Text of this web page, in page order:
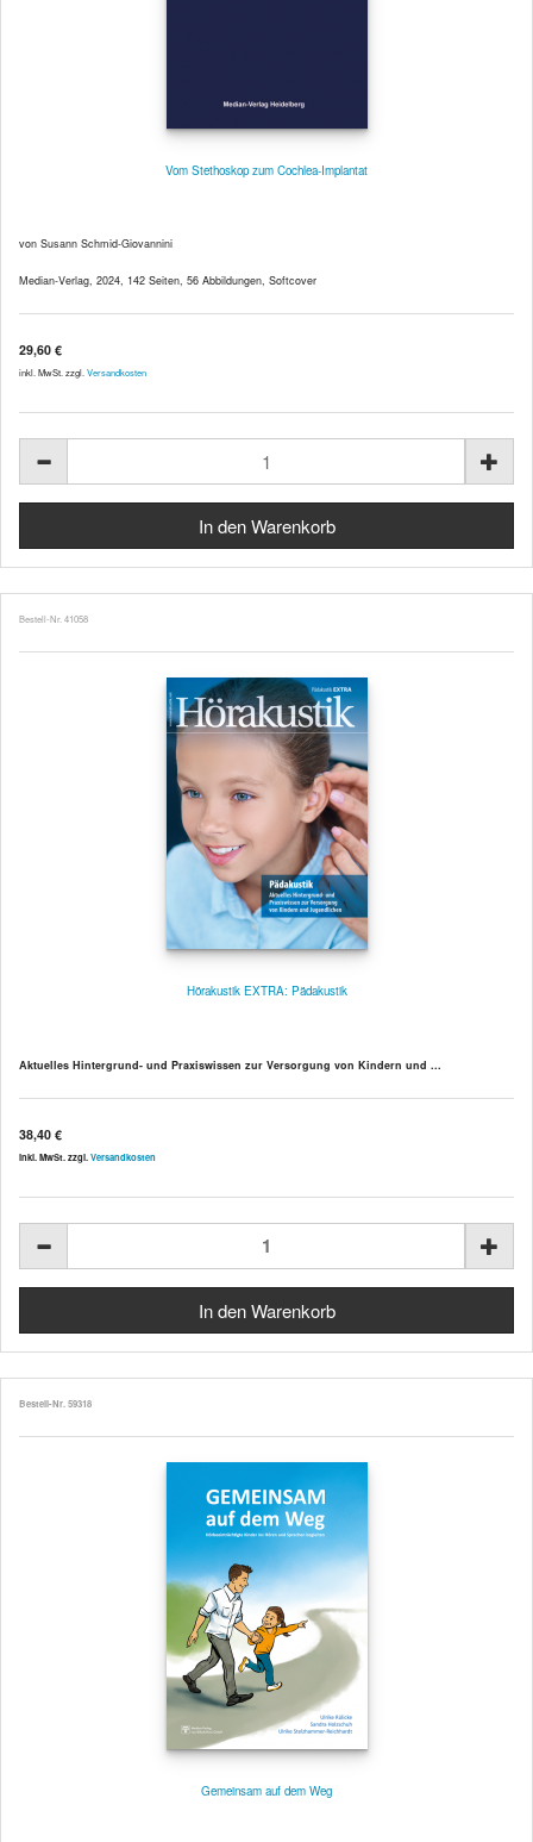
Vom Stethoskop zum Cochlea-Implantat
von Susann Schmid-Giovannini
Median-Verlag, 2024, 142 Seiten, 56 Abbildungen, Softcover
29,60 €
inkl. MwSt. zzgl. Versandkosten
Bestell-Nr. 41058
Hörakustik EXTRA: Pädakustik
Aktuelles Hintergrund- und Praxiswissen zur Versorgung von Kindern und ...
38,40 €
inkl. MwSt. zzgl. Versandkosten
Bestell-Nr. 59318
Gemeinsam auf dem Weg